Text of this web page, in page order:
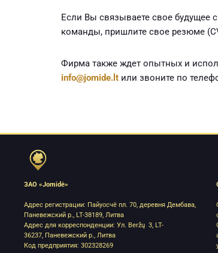
Если Вы связываете свое будущее
команды, пришлите свое резюме
Фирма также ждет опытных и
info@jomide.lt или звоните по
ЗАО «Jomidė»
Адрес регистрации: Пайуосчё пл. 70, деревня Дембава,
Паневежский р., LT-38189, Литва
Адрес для корреспонденции: Ул. Beržų 3, LT-
36237, Паневежский р., Литва
Код предприятия: 302328269